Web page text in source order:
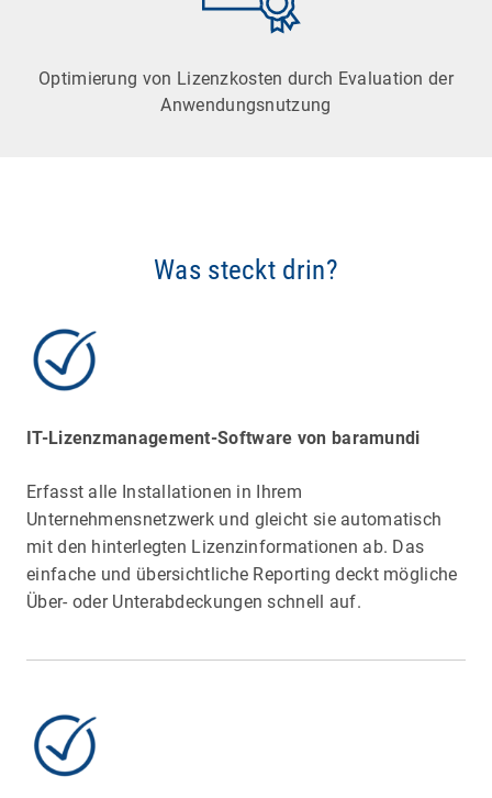
Optimierung von Lizenzkosten durch Evaluation der
Anwendungsnutzung
Was steckt drin?
IT-Lizenzmanagement-Software von baramundi
Erfasst alle Installationen in Ihrem
Unternehmensnetzwerk und gleicht sie automatisch
mit den hinterlegten Lizenzinformationen ab. Das
einfache und übersichtliche Reporting deckt mögliche
Über- oder Unterabdeckungen schnell auf.